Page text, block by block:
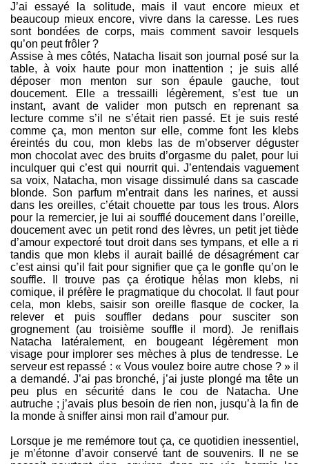
J’ai essayé la solitude, mais il vaut encore mieux et
beaucoup mieux encore, vivre dans la caresse. Les rues
sont bondées de corps, mais comment savoir lesquels
qu’on peut frôler ?
Assise à mes côtés, Natacha lisait son journal posé sur la
table, à voix haute pour mon inattention ; je suis allé
déposer mon menton sur son épaule gauche, tout
doucement. Elle a tressailli légèrement, s’est tue un
instant, avant de valider mon putsch en reprenant sa
lecture comme s’il ne s’était rien passé. Et je suis resté
comme ça, mon menton sur elle, comme font les klebs
éreintés du cou, mon klebs las de m’observer déguster
mon chocolat avec des bruits d’orgasme du palet, pour lui
inculquer qui c’est qui nourrit qui. J’entendais vaguement
sa voix, Natacha, mon visage dissimulé dans sa cascade
blonde. Son parfum m’entrait dans les narines, et aussi
dans les oreilles, c’était chouette par tous les trous. Alors
pour la remercier, je lui ai soufflé doucement dans l’oreille,
doucement avec un petit rond des lèvres, un petit jet tiède
d’amour expectoré tout droit dans ses tympans, et elle a ri
tandis que mon klebs il aurait baillé de désagrément car
c’est ainsi qu’il fait pour signifier que ça le gonfle qu’on le
souffle. Il trouve pas ça érotique hélas mon klebs, ni
comique, il préfère le pragmatique du chocolat. Il faut pour
cela, mon klebs, saisir son oreille flasque de cocker, la
relever et puis souffler dedans pour susciter son
grognement (au troisième souffle il mord). Je reniflais
Natacha latéralement, en bougeant légèrement mon
visage pour implorer ses mèches à plus de tendresse. Le
serveur est repassé : « Vous voulez boire autre chose ? » il
a demandé. J’ai pas bronché, j’ai juste plongé ma tête un
peu plus en sécurité dans le cou de Natacha. Une
autruche ; j’avais plus besoin de rien non, jusqu’à la fin de
la monde à sniffer ainsi mon rail d’amour pur.
Lorsque je me remémore tout ça, ce quotidien inessentiel,
je m’étonne d’avoir conservé tant de souvenirs. Il ne se